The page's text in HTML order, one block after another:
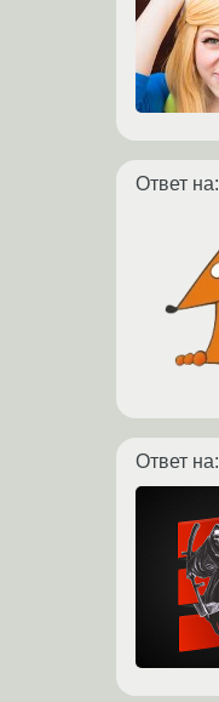
Ответ на:
Ответ на: